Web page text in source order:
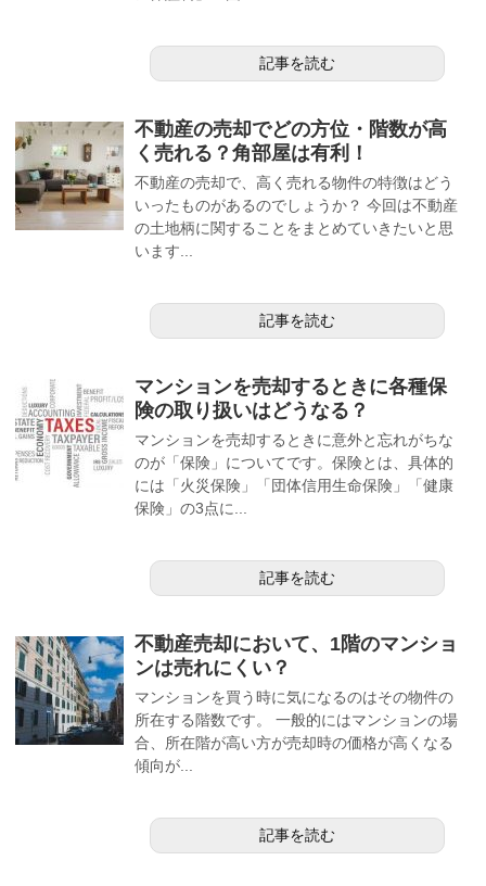
記事を読む
不動産の売却でどの方位・階数が高
く売れる？角部屋は有利！
不動産の売却で、高く売れる物件の特徴はどう
いったものがあるのでしょうか？ 今回は不動産
の土地柄に関することをまとめていきたいと思
います...
記事を読む
マンションを売却するときに各種保
険の取り扱いはどうなる？
マンションを売却するときに意外と忘れがちな
のが「保険」についてです。保険とは、具体的
には「火災保険」「団体信用生命保険」「健康
保険」の3点に...
記事を読む
不動産売却において、1階のマンショ
ンは売れにくい？
マンションを買う時に気になるのはその物件の
所在する階数です。 一般的にはマンションの場
合、所在階が高い方が売却時の価格が高くなる
傾向が...
記事を読む